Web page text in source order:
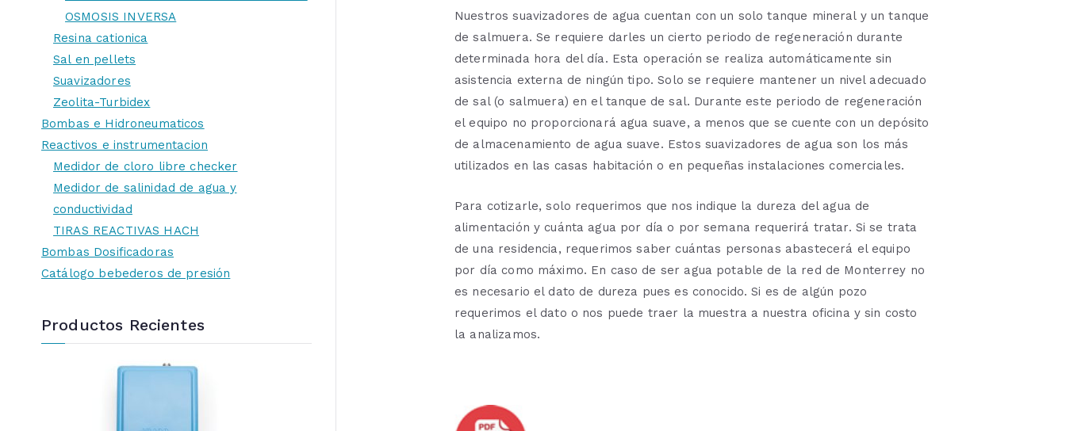
Nuestros suavizadores de agua cuentan con un solo tanque mineral y un tanque
de salmuera. Se requiere darles un cierto periodo de regeneración durante
determinada hora del día. Esta operación se realiza automáticamente sin
asistencia externa de ningún tipo. Solo se requiere mantener un nivel adecuado
de sal (o salmuera) en el tanque de sal. Durante este periodo de regeneración
el equipo no proporcionará agua suave, a menos que se cuente con un depósito
de almacenamiento de agua suave. Estos suavizadores de agua son los más
utilizados en las casas habitación o en pequeñas instalaciones comerciales.
Para cotizarle, solo requerimos que nos indique la dureza del agua de
alimentación y cuánta agua por día o por semana requerirá tratar. Si se trata
de una residencia, requerimos saber cuántas personas abastecerá el equipo
por día como máximo. En caso de ser agua potable de la red de Monterrey no
es necesario el dato de dureza pues es conocido. Si es de algún pozo
requerimos el dato o nos puede traer la muestra a nuestra oficina y sin costo
la analizamos.
OSMOSIS INVERSA
Resina cationica
Sal en pellets
Suavizadores
Zeolita-Turbidex
Bombas e Hidroneumaticos
Reactivos e instrumentacion
Medidor de cloro libre checker
Medidor de salinidad de agua y
conductividad
TIRAS REACTIVAS HACH
Bombas Dosificadoras
Catálogo bebederos de presión
Productos Recientes